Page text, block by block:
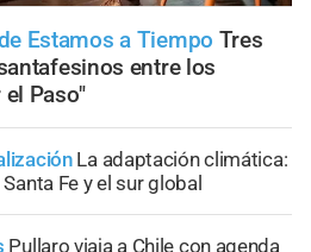
Estamos a Tiempo Tres
entre los
Paso"
La adaptación climática:
Fe y el sur global
Pullaro viaja a Chile con agenda